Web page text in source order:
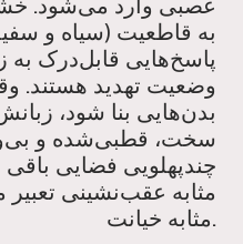
عصبی وارد می‌شود.
به قاطعیت (سیاه و
پاسخ‌هایی قابل‌درک به
وضعیت تهدید هستند.
بدن‌هایی بنا شود،
سخت، قطبی‌شده و
چندپهلویی فضایی
مثابه عقب‌نشینی
مثابه خیانت.